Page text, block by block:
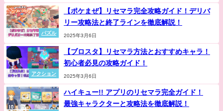
パズル
【ポケまぜ】リセマラ完全攻略ガイド！デリバ
リー攻略法と終了ラインを徹底解説！
2025年3月6日
アクション
【ブロスタ】リセマラ方法とおすすめキャラ！
初心者必見の攻略ガイド！
2025年3月6日
ハイキュー!! アプリのリセマラ完全ガイド！
最強キャラクターと攻略法を徹底解説！